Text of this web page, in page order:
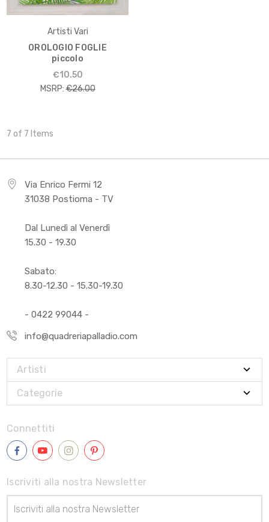
Artisti Vari
OROLOGIO FOGLIE
piccolo
€10.50
MSRP: €26.00
7 of 7 Items
Via Enrico Fermi 12
31038 Postioma - TV
Dal Lunedì al Venerdì
15.30 - 19.30
Sabato:
8.30-12.30 - 15.30-19.30
- 0422 99044 -
info@quadreriapalladio.com
Artisti
Categorie
Connettiti
Iscriviti alla nostra Newsletter
Email